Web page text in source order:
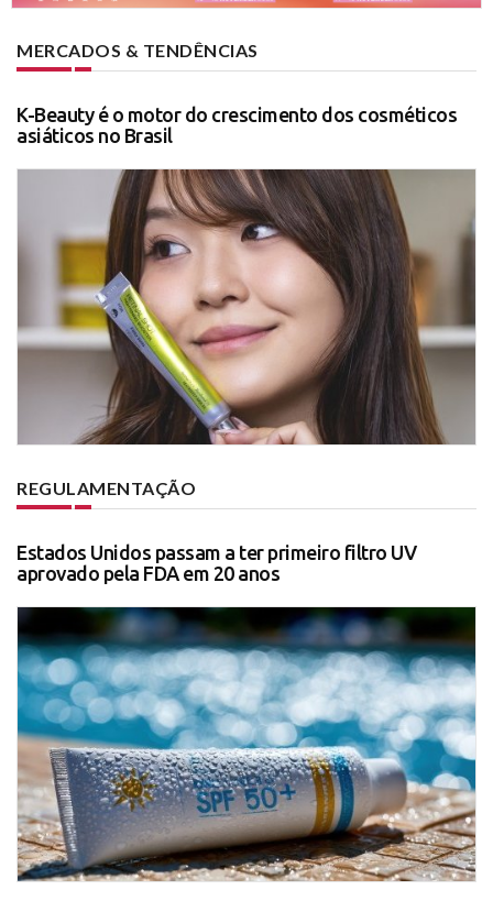
MERCADOS & TENDÊNCIAS
K-Beauty é o motor do crescimento dos cosméticos
asiáticos no Brasil
REGULAMENTAÇÃO
Estados Unidos passam a ter primeiro filtro UV
aprovado pela FDA em 20 anos